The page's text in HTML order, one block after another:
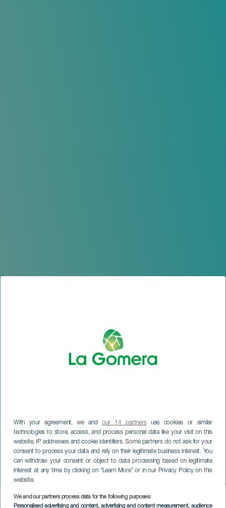
With your agreement, we andour 14 partnersuse cookies or similar
technologies to store, access, and process personal data like your visit on this
website, IP addresses and cookie identifiers. Some partners do not ask for your
consent to process your data and rely on their legitimate business interest. You
can withdraw your consent or object to data processing based on legitimate
interest at any time by clicking on “Learn More” or in our Privacy Policy on this
website.
We and our partners process data for the following purposes:
Personalised advertising and content, advertising and content measurement, audience
Spectacle “HUMOr” de
Kike Pérez
LA GOMERA
Imagen